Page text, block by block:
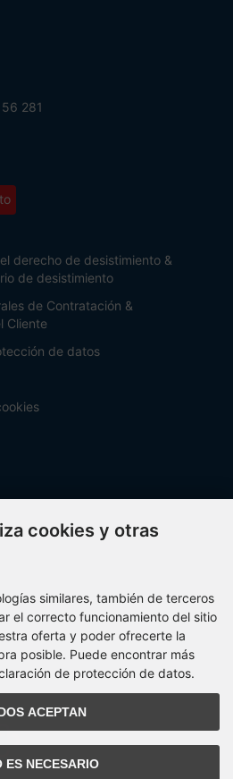
281
derecho de desistimiento &
de desistimiento
de Contratación &
Cliente
de datos
cookies y otras
similares, también de terceros
el correcto funcionamiento del sitio
oferta y poder ofrecerte la
posible. Puede encontrar más
de protección de datos.
ACEPTAN
ES NECESARIO